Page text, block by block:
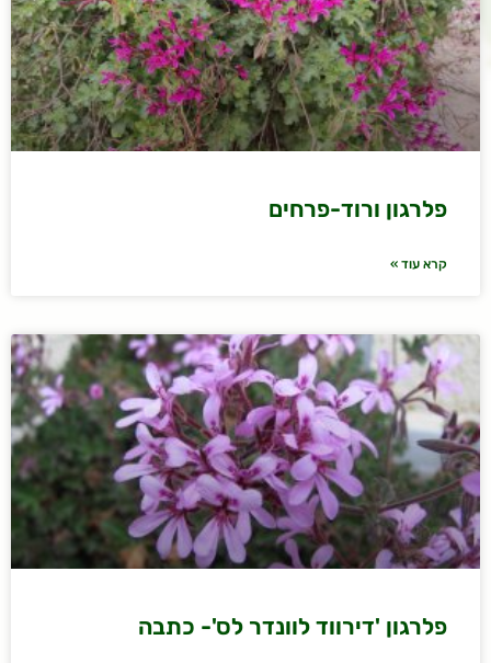
פלרגון ורוד-פרחים
קרא עוד »
פלרגון 'דירווד לוונדר לס'- כתבה